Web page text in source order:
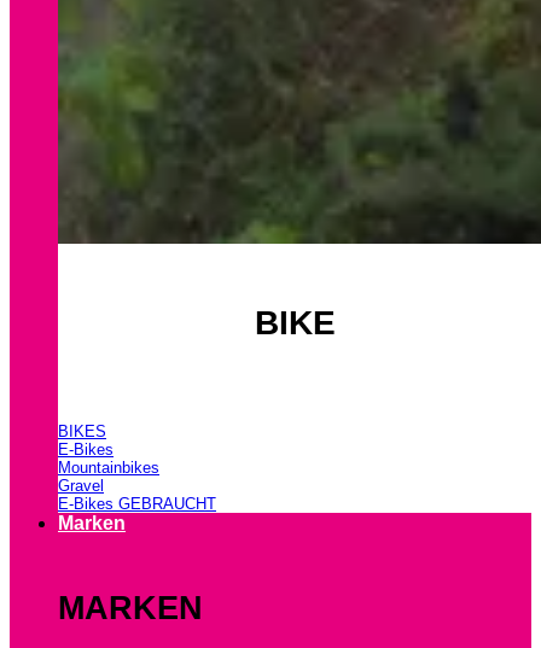
BIKE
BIKES
E-Bikes
Mountainbikes
Gravel
E-Bikes GEBRAUCHT
Marken
MARKEN